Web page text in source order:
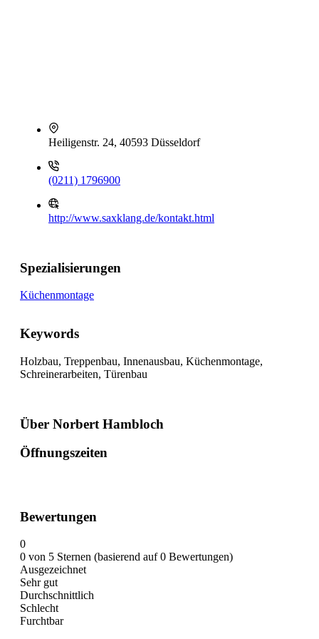
Heiligenstr. 24, 40593 Düsseldorf
(0211) 1796900
http://www.saxklang.de/kontakt.html
Spezialisierungen
Küchenmontage
Keywords
Holzbau, Treppenbau, Innenausbau, Küchenmontage,
Schreinerarbeiten, Türenbau
Über Norbert Hambloch
Öffnungszeiten
Bewertungen
0
0 von 5 Sternen (basierend auf 0 Bewertungen)
Ausgezeichnet
Sehr gut
Durchschnittlich
Schlecht
Furchtbar